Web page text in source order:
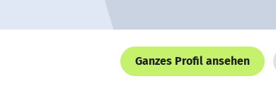
Ganzes Profil ansehen